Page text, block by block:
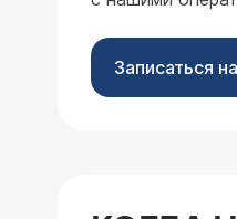
Записаться